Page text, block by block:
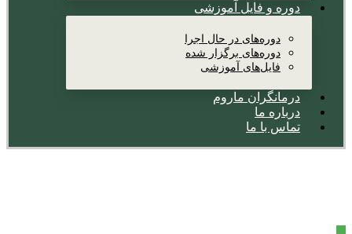
دوره و فایل آموزشی
دوره‌های در حال اجرا
دوره‌های برگزار شده
فایل‌های آموزشی
درمانگران ماروم
درباره ما
تماس با ما